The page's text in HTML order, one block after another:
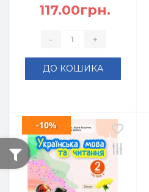
117.00грн.
- +
ДО КОШИКА
-10%